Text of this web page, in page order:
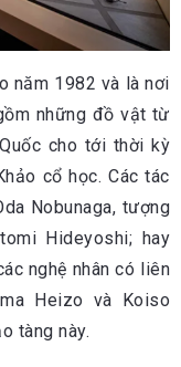
năm 1982 và là nơi
những đồ vật từ
cho tới thời kỳ
cổ học. Các tác
Nobunaga, tượng
Hideyoshi; hay
nghệ nhân có liên
Heizo và Koiso
tàng này.